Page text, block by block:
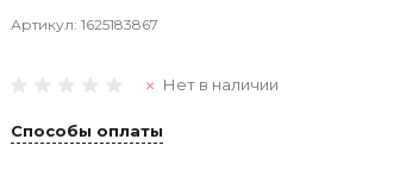
Артикул: 1625183867
Нет в наличии
Способы оплаты